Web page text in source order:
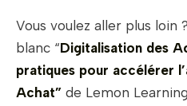
Vous voulez aller plus loin
blanc “Digitalisation des
pratiques pour accélérer
Achat” de Lemon